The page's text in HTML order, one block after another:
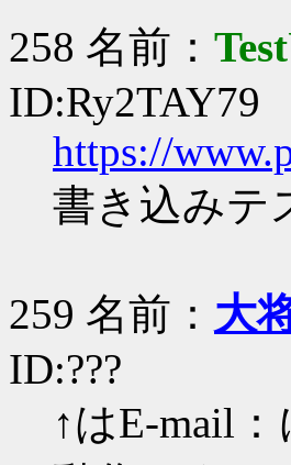
258 名前：
ID:Ry2TAY79
https://
書き込みテ
259 名前： 大
ID:???
↑はE-mail